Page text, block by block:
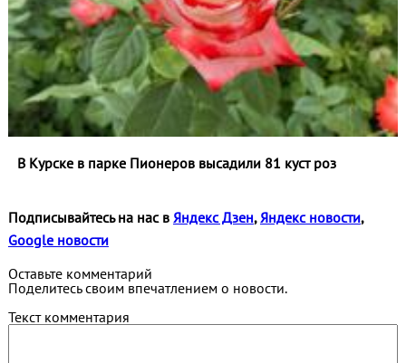
В Курске в парке Пионеров высадили 81 куст роз
Подписывайтесь на нас в Яндекс Дзен,Яндекс новости,
Google новости
Оставьте комментарий
Поделитесь своим впечатлением о новости.
Текст комментария